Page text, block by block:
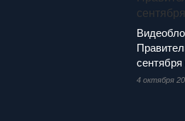
сентября
4 октября